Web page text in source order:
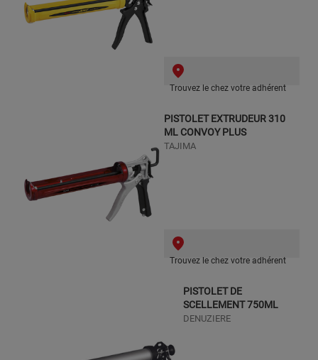
Trouvez le chez votre adhérent
PISTOLET EXTRUDEUR 310
ML CONVOY PLUS
TAJIMA
Trouvez le chez votre adhérent
PISTOLET DE
SCELLEMENT 750ML
DENUZIERE